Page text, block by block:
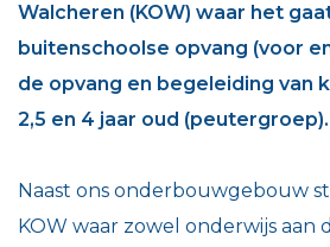
Walcheren (KOW) waar het
buitenschoolse opvang (voor
de opvang en begeleiding van
2,5 en 4 jaar oud (peutergroep).
Naast ons onderbouwgebouw
KOW waar zowel onderwijs aan